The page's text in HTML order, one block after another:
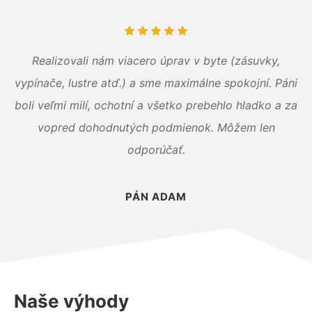
Realizovali nám viacero úprav v byte (zásuvky,
vypínače, lustre atď.) a sme maximálne spokojní. Páni
boli veľmi milí, ochotní a všetko prebehlo hladko a za
vopred dohodnutých podmienok. Môžem len
odporúčať.
PÁN ADAM
Naše výhody